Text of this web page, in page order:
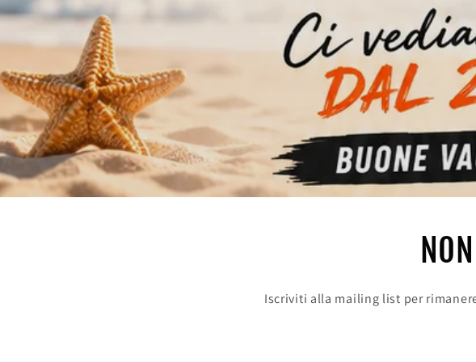
Iscriviti alla mailing list per